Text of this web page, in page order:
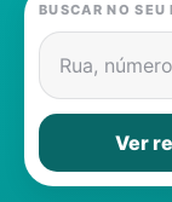
Contatos
BUSCAR NO SEU
Rua,
Ver